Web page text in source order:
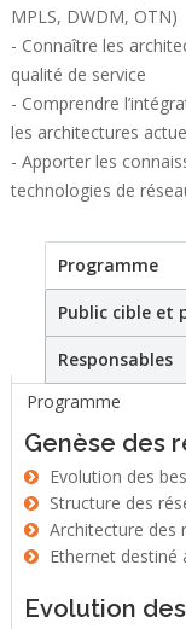
MPLS, DWDM, OTN)
- Connaître les
qualité de service
- Comprendre
les architectures
- Apporter les
technologies de
StageProgramme
Public cible et
Responsables
Programme
Genèse des
Evolution des
Structure des
Architecture des
Ethernet destiné
Evolution